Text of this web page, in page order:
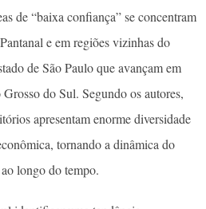
de “baixa confiança” se concentram
e em regiões vizinhas do
de São Paulo que avançam em
do Sul. Segundo os autores,
apresentam enorme diversidade
tornando a dinâmica do
longo do tempo.